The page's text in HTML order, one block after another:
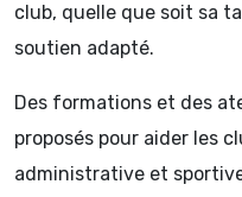
club, quelle que soit sa
soutien adapté.
Des formations et des
proposés pour aider les
administrative et